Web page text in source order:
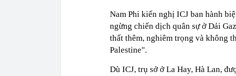
Nam Phi kiến nghị ICJ ban hành
ngừng chiến dịch quân sự ở Dải
thất thêm, nghiêm trọng và không
Palestine".
Dù ICJ, trụ sở ở La Hay, Hà Lan,